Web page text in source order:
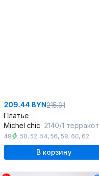
209.44 BYN215.91
Платье
Michel chic 2140/1 терракот
48 , 50, 52, 54, 56, 58, 60, 62
В корзину